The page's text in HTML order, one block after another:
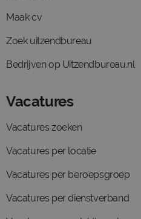
Maak cv
Zoek uitzendbureau
Bedrijven op Uitzendbureau.nl
Vacatures
Vacatures zoeken
Vacatures per locatie
Vacatures per beroepsgroep
Vacatures per dienstverband